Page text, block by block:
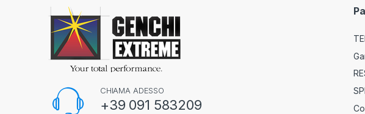
CHIAMA ADESSO
+39 091 583209